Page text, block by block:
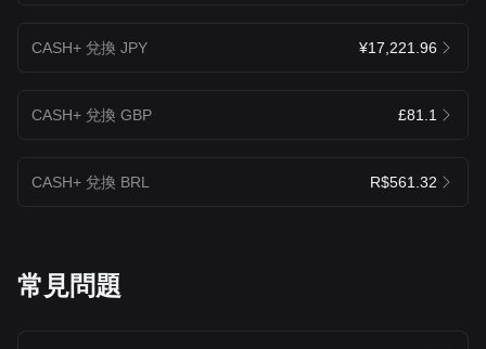
CASH+ 兌換 JPY ¥17,221.96
CASH+ 兌換 GBP £81.1
CASH+ 兌換 BRL R$561.32
常見問題